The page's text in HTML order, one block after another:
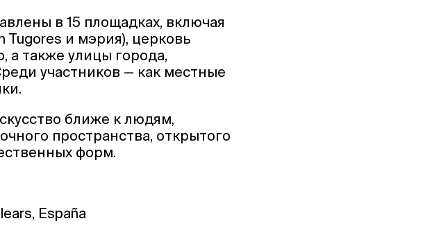
в 15 площадках, включая
Tugores и мэрия), церковь
а также улицы города,
участников — как местные
ближе к людям,
пространства, открытого
форм.
España